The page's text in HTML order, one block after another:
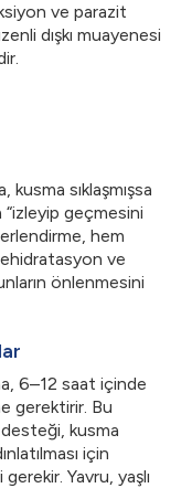
ve parazit
dışkı muayenesi
sıklaşmışsa
“izleyip geçmesini
hem
ve
önlenmesini
6–12 saat içinde
gerektirir. Bu
desteği, kusma
için
Yavru, yaşlı